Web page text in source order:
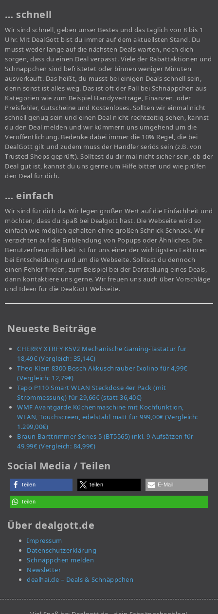
… schnell
Wir sind schnell, geben unser Bestes und das täglich von 8 bis 1
Uhr. Mit DealGott bist du immer auf dem aktuellsten Stand. Du
musst weder lange auf die nächsten Deals warten, noch dich
sorgen, dass du einen Deal verpasst. Viele der Rabattaktionen und
Schnäppchen sind befristetet oder binnen weniger Minuten
ausverkauft. Das heißt, du musst bei einigen Deals schnell sein,
denn sonst ist alles weg. Das ist oft der Fall bei Schnäppchen aus
Kategorien wie zum Beispiel Handyverträge, Finanzen, oder
Preisfehler, Gutscheine und Kostenloses. Sollten wir einmal nicht
schnell genug sein und einen Deal nicht rechtzeitig sehen, kannst
du den Deal melden und wir kümmern uns umgehend um die
Veröffentlichung. Bedenke dabei immer die 10% Regel, die bei
DealGott gilt und zudem muss der Händler seriös sein (z.B. von
Trusted Shops geprüft). Solltest du dir mal nicht sicher sein, ob der
Deal gut ist, kannst du uns gerne um Hilfe bitten und wie prüfen
den Deal für dich.
… einfach
Wir sind für dich da. Wir legen großen Wert auf die Einfachheit und
möchten, dass du Spaß bei Dealgott hast. Die Webseite wird so
einfach wie möglich gehalten ohne großen Schnick Schnack. Wir
verzichten auf die Einblendung von Popups oder Ähnliches. Die
Benutzerfreundlichkeit ist für uns einer der wichtigsten Faktoren
bei Entscheidung rund um die Webseite. Solltest du dennoch
einen Fehler finden, zum Beispiel bei der Darstellung eines Deals,
dann kontaktiere uns gerne. Wir freuen uns auch über Vorschläge
und Ideen für die DealGott Webseite.
Neueste Beiträge
CHERRY XTRFY K5V2 Mechanische Gaming-Tastatur für
18,49€ (Vergleich: 35,14€)
Theo Klein 8300 Bosch Akkuschrauber Ixolino für 4,99€
(Vergleich: 12,79€)
Tapo P110 Smart WLAN Steckdose 4er Pack (mit
Strommessung) für 29,66€ (statt 36,40€)
WMF Avantgarde Küchenmaschine mit Kochfunktion,
WLAN, Touchscreen, edelstahl matt für 999,00€ (Vergleich:
1.299,00€)
Braun Barttrimmer Series 5 (BT5565) inkl. 9 Aufsätzen für
49,99€ (Vergleich: 84,99€)
Social Media / Teilen
teilen teilen E-Mail
teilen
Über dealgott.de
Impressum
Datenschutzerklärung
Schnäppchen melden
Newsletter
dealhai.de – Deals & Schnäppchen